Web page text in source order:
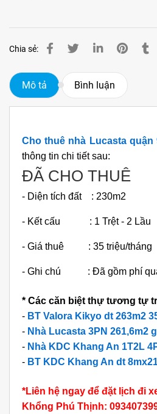
Chia sẻ:
Mô tả Bình luận
Cho thuê nhà Lucasta
thông tin chi tiết sau:
ĐÃ CHO THUÊ
- Diện tích đất : 230m2
- Kết cấu : 1 Trệt - 2 Lầu
- Giá thuê : 35 triệu/tháng
- Ghi chú : Đã gồm phí
* Các căn biệt thự tương tự
- BT Valora Kikyo dt 263m2
- Nhà Lucasta 3PN 261,6m2
- Nhà KDC Khang An 1T2L
- BT KDC Khang An dt
*Liên hệ ngay để đặt lịch đi
Khổng Phú Thịnh: